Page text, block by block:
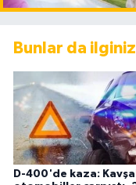
Bunlar da
D-400'de kaza: